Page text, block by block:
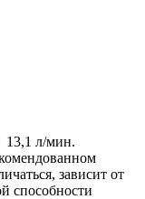
13,1 л/мин.
зависит от
способности